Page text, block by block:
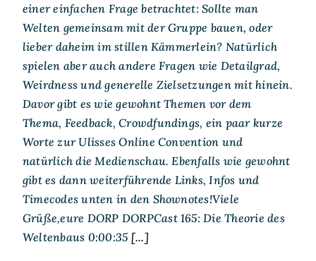
einer einfachen Frage betrachtet: Sollte man
Welten gemeinsam mit der Gruppe bauen, oder
lieber daheim im stillen Kämmerlein? Natürlich
spielen aber auch andere Fragen wie Detailgrad,
Weirdness und generelle Zielsetzungen mit hinein.
Davor gibt es wie gewohnt Themen vor dem
Thema, Feedback, Crowdfundings, ein paar kurze
Worte zur Ulisses Online Convention und
natürlich die Medienschau. Ebenfalls wie gewohnt
gibt es dann weiterführende Links, Infos und
Timecodes unten in den Shownotes!Viele
Grüße,eure DORP DORPCast 165: Die Theorie des
Weltenbaus 0:00:35 [...]